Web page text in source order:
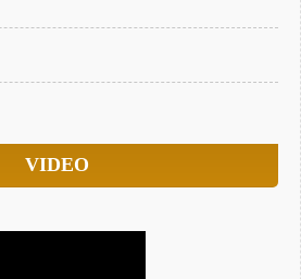
VIDEO